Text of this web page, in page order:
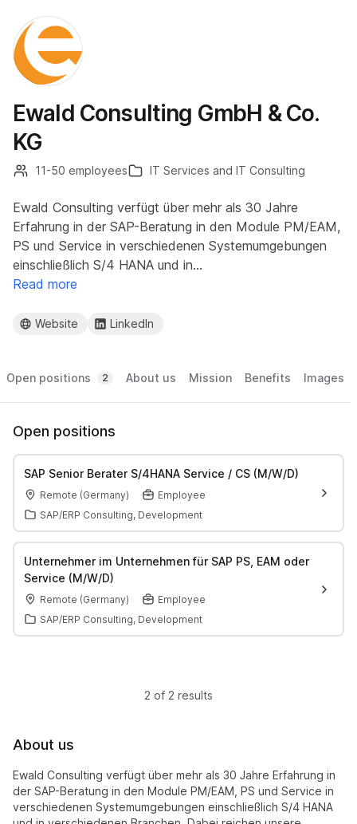
Ewald Consulting GmbH & Co.
KG
11-50 employees IT Services and IT Consulting
Ewald Consulting verfügt über mehr als 30 Jahre
Erfahrung in der SAP-Beratung in den Module PM/EAM,
PS und Service in verschiedenen Systemumgebungen
einschließlich S/4 HANA und in…
Read more
Website LinkedIn
Open positions 2 About us Mission Benefits Images
Open positions
SAP Senior Berater S/4HANA Service / CS (M/W/D)
Remote (Germany)
Employee
SAP/ERP Consulting, Development
Unternehmer im Unternehmen für SAP PS, EAM oder
Service (M/W/D)
Remote (Germany)
Employee
SAP/ERP Consulting, Development
2 of 2 results
About us
Ewald Consulting verfügt über mehr als 30 Jahre Erfahrung in
der SAP-Beratung in den Module PM/EAM, PS und Service in
verschiedenen Systemumgebungen einschließlich S/4 HANA